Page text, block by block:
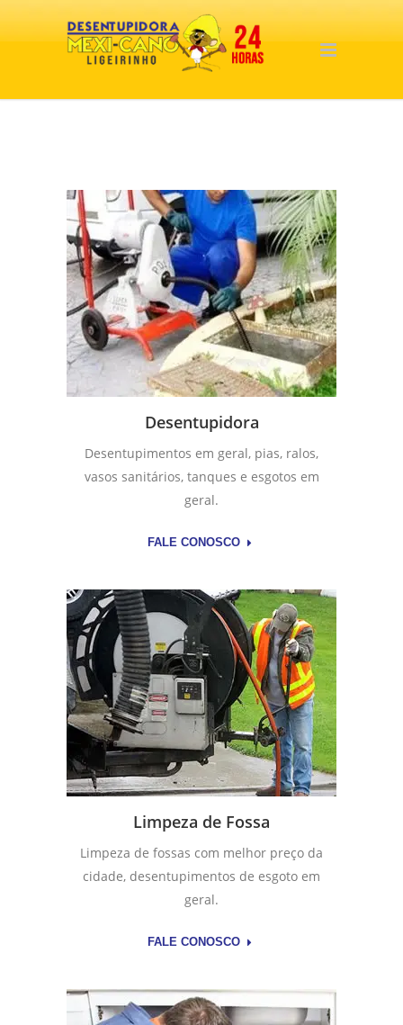
Desentupidora
Desentupimentos em geral, pias, ralos,
vasos sanitários, tanques e esgotos em
geral.
FALE CONOSCO
Limpeza de Fossa
Limpeza de fossas com melhor preço da
cidade, desentupimentos de esgoto em
geral.
FALE CONOSCO